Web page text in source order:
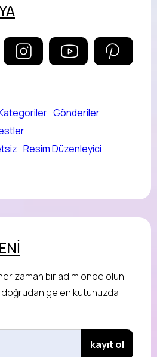
Gönderiler
Resim Düzenleyici
zaman bir adım önde olun,
gelen kutunuzda